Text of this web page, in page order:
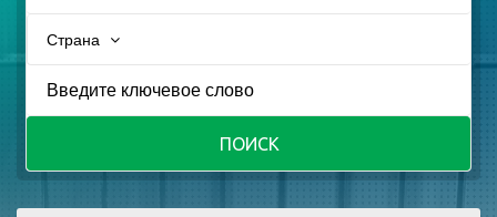
Страна
ПОИСК